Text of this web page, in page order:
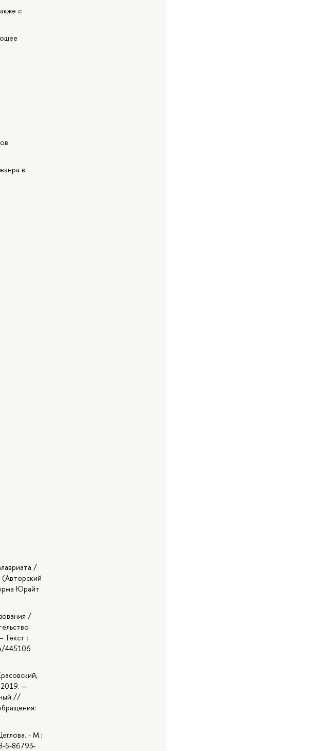
с
в
/
Юрайт
/
Текст :
445106
2019. —
//
- М.:
5-86793-